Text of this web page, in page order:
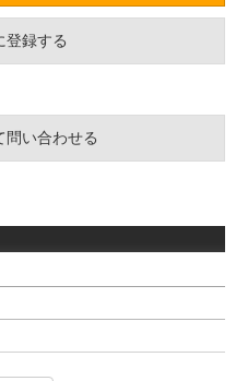
登録する
問い合わせる